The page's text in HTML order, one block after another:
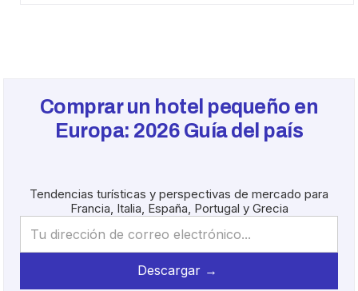
Comprar un hotel pequeño en
Europa: 2026 Guía del país
Tendencias turísticas y perspectivas de mercado para
Francia, Italia, España, Portugal y Grecia